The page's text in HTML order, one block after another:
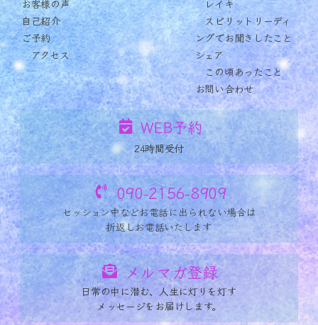
お客様の声
自己紹介
ご予約
アクセス
レイキ
スピリットリーディ
ングでお聞きしたこと
シェア
この頃あったこと
お問い合わせ
WEB予約
24時間受付
090-2156-8909
セッション中などお電話に出られない場合は
折返しお電話いたします
メルマガ登録
日常の中に潜む、人生に灯りを灯す
メッセージをお届けします。